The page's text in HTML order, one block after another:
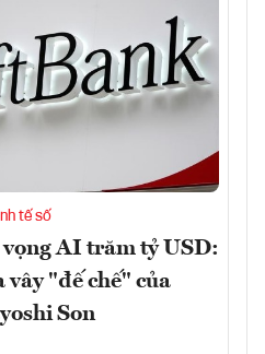
tế số
AI trăm tỷ USD:
vây "đế chế" của
Son